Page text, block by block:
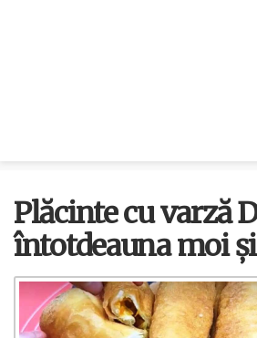
Plăcinte cu varză
întotdeauna moi